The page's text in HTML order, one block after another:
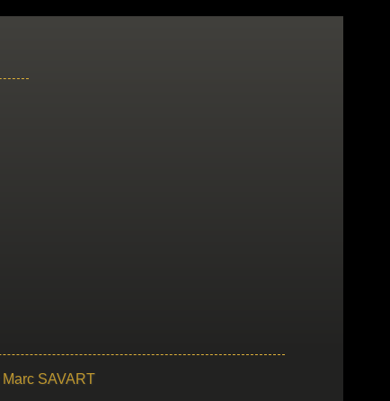
Marc SAVART